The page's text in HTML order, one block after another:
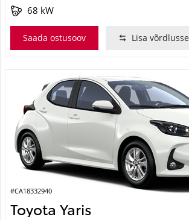
68 kW
Saada ostusoov Lisa võrdlusse
#CA18332940
Toyota Yaris